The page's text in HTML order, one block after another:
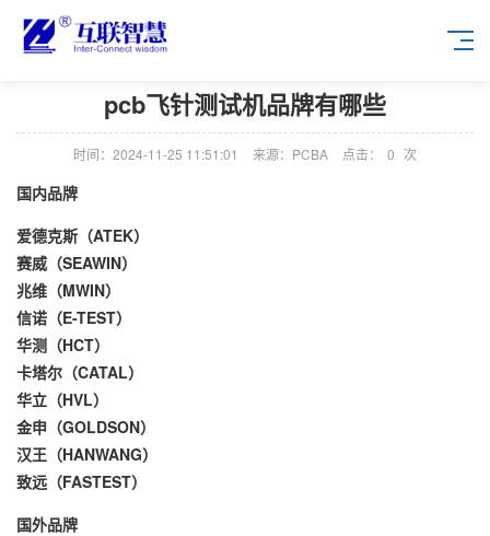
pcb飞针测试机品牌有哪些
时间：2024-11-25 11:51:01 来源：PCBA 点击： 0 次
国内品牌
爱德克斯（ATEK）
赛威（SEAWIN）
兆维（MWIN）
信诺（E-TEST）
华测（HCT）
卡塔尔（CATAL）
华立（HVL）
金申（GOLDSON）
汉王（HANWANG）
致远（FASTEST）
国外品牌